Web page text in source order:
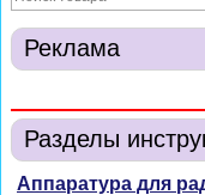
Реклама
Разделы
Аппаратура для